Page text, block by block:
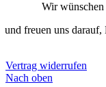
Wir wünschen
und freuen uns darauf,
Vertrag widerrufen
Nach oben